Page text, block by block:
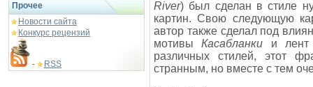
Прочее
Новости сайта
Конкурс рецензий
- RSS
River) был сделан в стиле
картин. Свою следующую
автор также сделал под
мотивыКасабланки и
различных стилей, этот
странным, но вместе с тем